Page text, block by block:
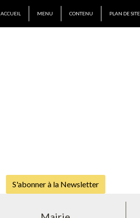
ACCUEIL MENU CONTENU PLAN DE SITE
S'abonner à la Newsletter